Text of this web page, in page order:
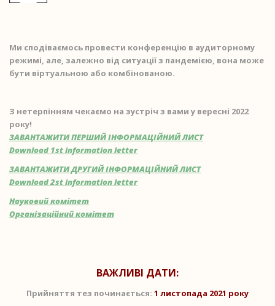
Ми сподіваємось провести конференцію в аудиторному
режимі, але, залежно від ситуації з пандемією, вона може
бути віртуальною або комбінованою.
З нетерпінням чекаємо на зустріч з вами у вересні 2022
року!
ЗАВАНТАЖИТИ ПЕРШИЙ ІНФОРМАЦІЙНИЙ ЛИСТ
Download 1st information letter
ЗАВАНТАЖИТИ ДРУГИЙ ІНФОРМАЦІЙНИЙ ЛИСТ
Download 2st information letter
Науковий комітет
Організаційний комітет
ВАЖЛИВІ ДАТИ:
Прийняття тез починається: 1 листопада 2021 року